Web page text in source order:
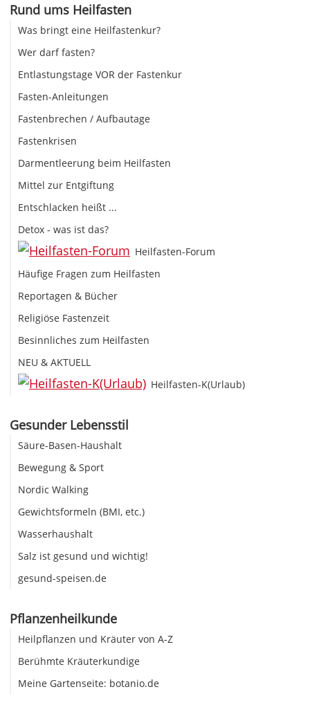
Rund ums Heilfasten
Was bringt eine Heilfastenkur?
Wer darf fasten?
Entlastungstage VOR der Fastenkur
Fasten-Anleitungen
Fastenbrechen / Aufbautage
Fastenkrisen
Darmentleerung beim Heilfasten
Mittel zur Entgiftung
Entschlacken heißt ...
Detox - was ist das?
Heilfasten-Forum
Häufige Fragen zum Heilfasten
Reportagen & Bücher
Religiöse Fastenzeit
Besinnliches zum Heilfasten
NEU & AKTUELL
Heilfasten-K(Urlaub)
Gesunder Lebensstil
Säure-Basen-Haushalt
Bewegung & Sport
Nordic Walking
Gewichtsformeln (BMI, etc.)
Wasserhaushalt
Salz ist gesund und wichtig!
gesund-speisen.de
Pflanzenheilkunde
Heilpflanzen und Kräuter von A-Z
Berühmte Kräuterkundige
Meine Gartenseite: botanio.de